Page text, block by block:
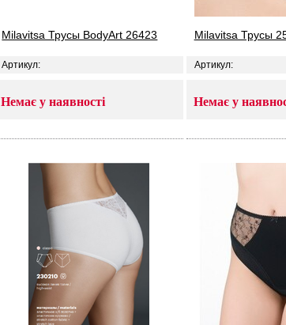
Milavitsa Трусы BodyArt 26423
Артикул:
Немає у наявності
Milavitsa Трусы
Артикул:
Немає у